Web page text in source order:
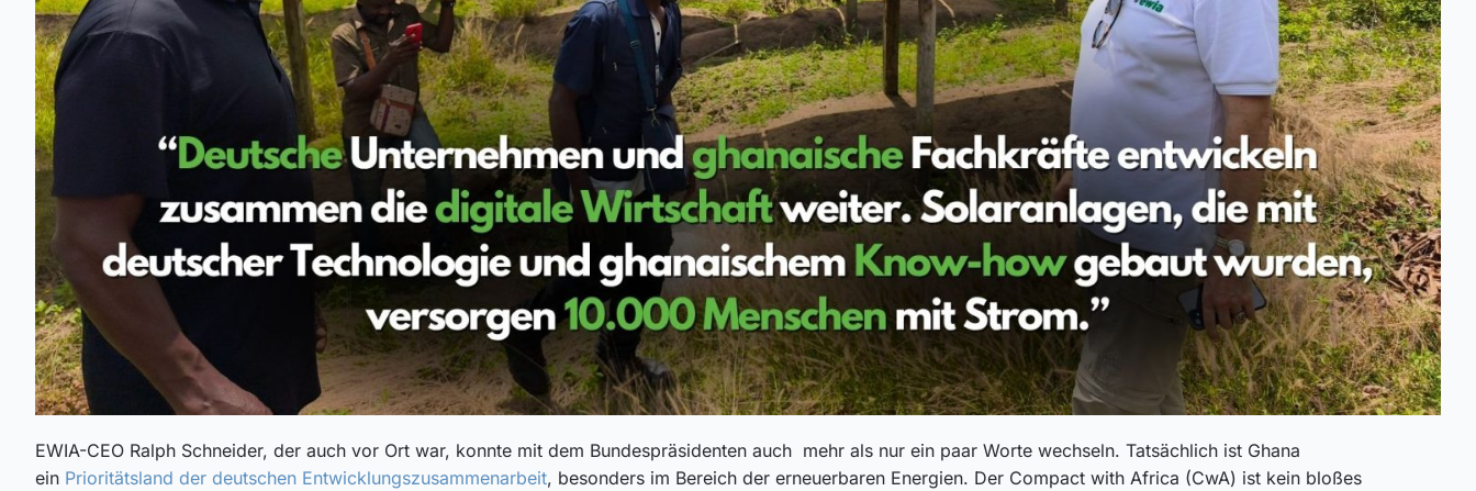
EWIA-CEO Ralph Schneider, der auch vor Ort war, konnte mit dem Bundespräsidenten auch mehr als nur ein paar Worte wechseln. Tatsächlich ist Ghana
ein Prioritätsland der deutschen Entwicklungszusammenarbeit, besonders im Bereich der erneuerbaren Energien. Der Compact with Africa (CwA) ist kein bloßes